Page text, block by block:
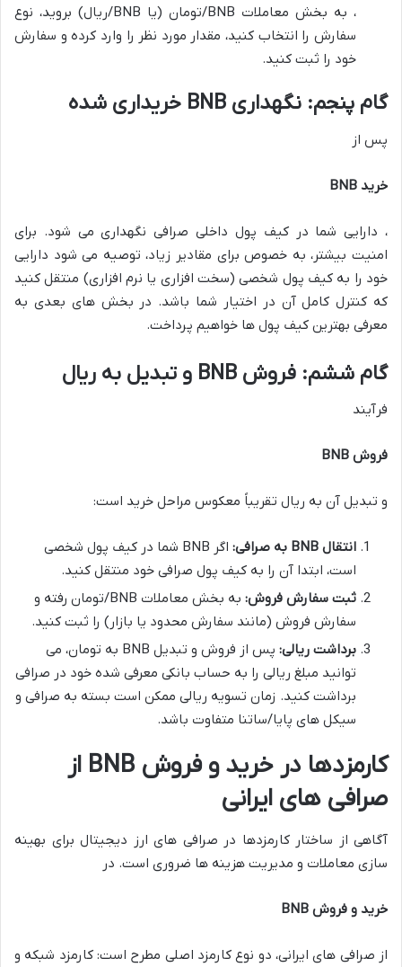
، به بخش معاملات BNB/تومان (یا BNB/ریال) بروید، نوع
سفارش را انتخاب کنید، مقدار مورد نظر را وارد کرده و سفارش
خود را ثبت کنید.
گام پنجم: نگهداری BNB خریداری شده
پس از
خرید BNB
، دارایی شما در کیف پول داخلی صرافی نگهداری می شود. برای
امنیت بیشتر، به خصوص برای مقادیر زیاد، توصیه می شود دارایی
خود را به کیف پول شخصی (سخت افزاری یا نرم افزاری) منتقل کنید
که کنترل کامل آن در اختیار شما باشد. در بخش های بعدی به
معرفی بهترین کیف پول ها خواهیم پرداخت.
گام ششم: فروش BNB و تبدیل به ریال
فرآیند
فروش BNB
و تبدیل آن به ریال تقریباً معکوس مراحل خرید است:
انتقال BNB به صرافی:
اگر BNB شما در کیف پول شخصی
است، ابتدا آن را به کیف پول صرافی خود منتقل کنید.
ثبت سفارش فروش:
به بخش معاملات BNB/تومان رفته و
سفارش فروش (مانند سفارش محدود یا بازار) را ثبت کنید.
برداشت ریالی:
پس از فروش و تبدیل BNB به تومان، می
توانید مبلغ ریالی را به حساب بانکی معرفی شده خود در صرافی
برداشت کنید. زمان تسویه ریالی ممکن است بسته به صرافی و
سیکل های پایا/ساتنا متفاوت باشد.
کارمزدها در خرید و فروش BNB از
صرافی های ایرانی
آگاهی از ساختار کارمزدها در صرافی های ارز دیجیتال برای بهینه
سازی معاملات و مدیریت هزینه ها ضروری است. در
خرید و فروش BNB
از صرافی های ایرانی، دو نوع کارمزد اصلی مطرح است: کارمزد شبکه و